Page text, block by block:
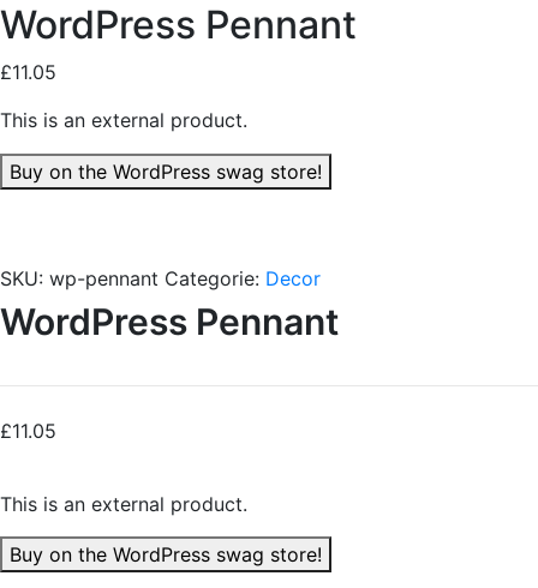
WordPress Pennant
£11.05
This is an external product.
Buy on the WordPress swag store!
SKU: wp-pennant Categorie: Decor
WordPress Pennant
£11.05
This is an external product.
Buy on the WordPress swag store!